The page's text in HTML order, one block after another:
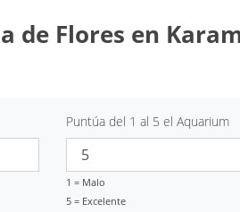
de Flores en
Puntúa del 1 al 5 el Aquarium
1 = Malo
5 = Excelente